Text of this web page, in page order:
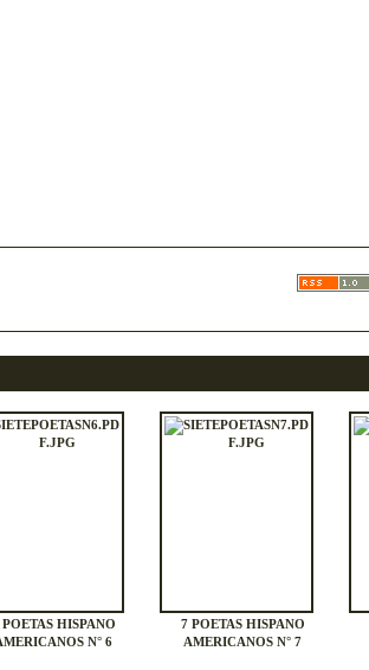
POETAS HISPANO
N° 6
7 POETAS HISPANO
AMERICANOS N° 7